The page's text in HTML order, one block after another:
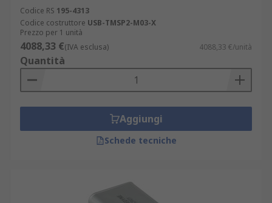
Codice RS 195-4313
Codice costruttore USB-TMSP2-M03-X
Prezzo per 1 unità
4088,33 €(IVA esclusa) 4088,33 €/unità
Quantità
Aggiungi
Schede tecniche